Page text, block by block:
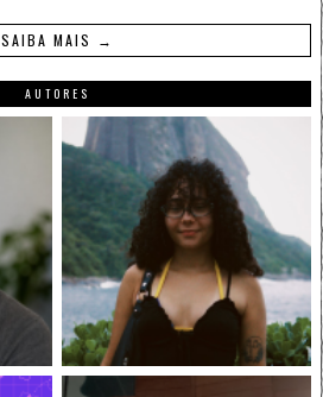
SAIBA MAIS →
AUTORES